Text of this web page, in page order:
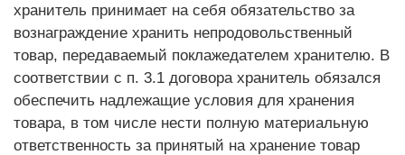
хранитель принимает на себя обязательство за
вознаграждение хранить непродовольственный
товар, передаваемый поклажедателем хранителю. В
соответствии с п. 3.1 договора хранитель обязался
обеспечить надлежащие условия для хранения
товара, в том числе нести полную материальную
ответственность за принятый на хранение товар